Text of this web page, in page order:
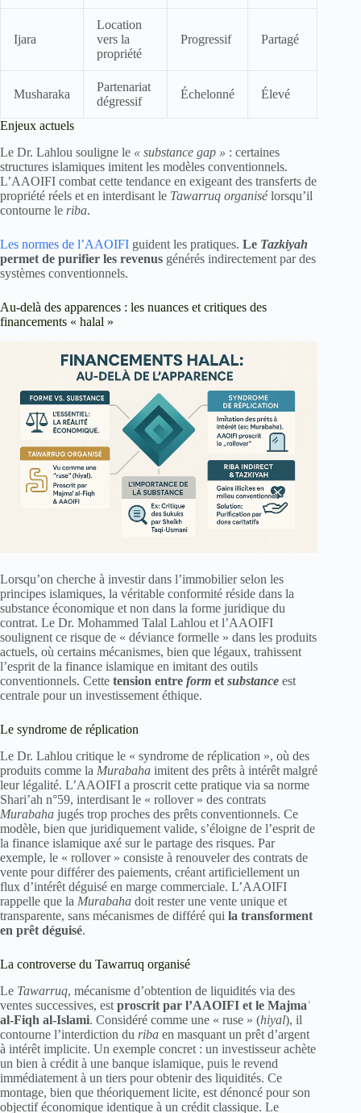
Ijara
Location
vers la
propriété
Progressif Partagé
Musharaka
Partenariat
dégressif
Échelonné Élevé
Enjeux actuels
Le Dr. Lahlou souligne le « substance gap » : certaines
structures islamiques imitent les modèles conventionnels.
L’AAOIFI combat cette tendance en exigeant des transferts de
propriété réels et en interdisant le Tawarruq organisélorsqu’il
contourne le riba.
Les normes de l’AAOIFI guident les pratiques. Le Tazkiyah
permet de purifier les revenus générés indirectement par des
systèmes conventionnels.
Au-delà des apparences : les nuances et critiques des
financements « halal »
Lorsqu’on cherche à investir dans l’immobilier selon les
principes islamiques, la véritable conformité réside dans la
substance économique et non dans la forme juridique du
contrat. Le Dr. Mohammed Talal Lahlou et l’AAOIFI
soulignent ce risque de « déviance formelle » dans les produits
actuels, où certains mécanismes, bien que légaux, trahissent
l’esprit de la finance islamique en imitant des outils
conventionnels. Cette tension entre form etsubstance est
centrale pour un investissement éthique.
Le syndrome de réplication
Le Dr. Lahlou critique le « syndrome de réplication », où des
produits comme la Murabaha imitent des prêts à intérêt malgré
leur légalité. L’AAOIFI a proscrit cette pratique via sa norme
Shari’ah n°59, interdisant le « rollover » des contrats
Murabaha jugés trop proches des prêts conventionnels. Ce
modèle, bien que juridiquement valide, s’éloigne de l’esprit de
la finance islamique axé sur le partage des risques. Par
exemple, le « rollover » consiste à renouveler des contrats de
vente pour différer des paiements, créant artificiellement un
flux d’intérêt déguisé en marge commerciale. L’AAOIFI
rappelle que la Murabaha doit rester une vente unique et
transparente, sans mécanismes de différé qui la transforment
en prêt déguisé.
La controverse du Tawarruq organisé
Le Tawarruq, mécanisme d’obtention de liquidités via des
ventes successives, est proscrit par l’AAOIFI et le Majmaʿ
al-Fiqh al-Islami. Considéré comme une « ruse » (hiyal), il
contourne l’interdiction du riba en masquant un prêt d’argent
à intérêt implicite. Un exemple concret : un investisseur achète
un bien à crédit à une banque islamique, puis le revend
immédiatement à un tiers pour obtenir des liquidités. Ce
montage, bien que théoriquement licite, est dénoncé pour son
objectif économique identique à un crédit classique. Le